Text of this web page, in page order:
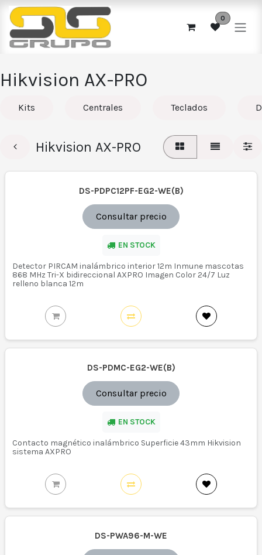
Ir al contenido
0
Hikvision AX-PRO
Kits Centrales Teclados
Hikvision AX-PRO
DS-PDPC12PF-EG2-WE(B)
Consultar precio
EN STOCK
Detector PIRCAM inalámbrico interior 12m Inmune mascotas
868 MHz Tri-X bidireccional AXPRO Imagen Color 24/7 Luz
relleno blanca 12m
DS-PDMC-EG2-WE(B)
Consultar precio
EN STOCK
Contacto magnético inalámbrico Superficie 43mm Hikvision
sistema AXPRO
DS-PWA96-M-WE